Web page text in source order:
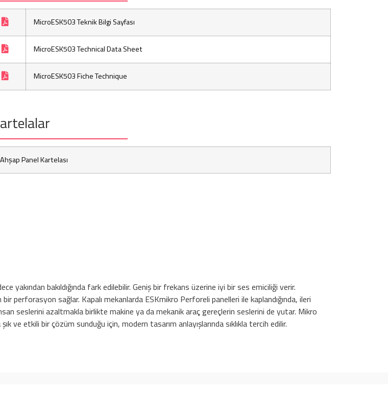
MicroESK503 Teknik Bilgi Sayfası
MicroESK503 Technical Data Sheet
MicroESK503 Fiche Technique
Ahşap Panel Kartelası
yakından bakıldığında fark edilebilir. Geniş bir frekans üzerine iyi bir ses emiciliği verir.
perforasyon sağlar. Kapalı mekanlarda ESKmikro Perforeli panelleri ile kaplandığında, ileri
seslerini azaltmakla birlikte makine ya da mekanik araç gereçlerin seslerini de yutar. Mikro
ve etkili bir çözüm sunduğu için, modern tasarım anlayışlarında sıklıkla tercih edilir.